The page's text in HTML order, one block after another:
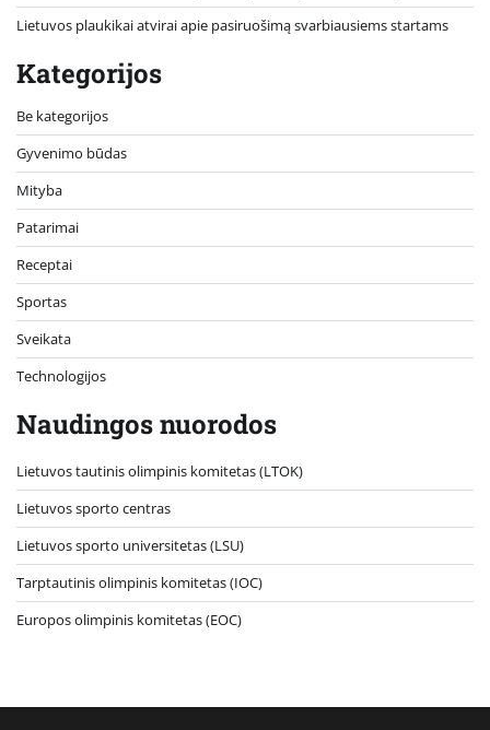
Lietuvos plaukikai atvirai apie pasiruošimą svarbiausiems startams
Kategorijos
Be kategorijos
Gyvenimo būdas
Mityba
Patarimai
Receptai
Sportas
Sveikata
Technologijos
Naudingos nuorodos
Lietuvos tautinis olimpinis komitetas (LTOK)
Lietuvos sporto centras
Lietuvos sporto universitetas (LSU)
Tarptautinis olimpinis komitetas (IOC)
Europos olimpinis komitetas (EOC)